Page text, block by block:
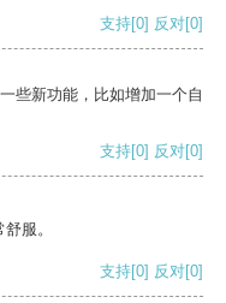
支持[0] 反对[0]
些新功能，比如增加一个自
支持[0] 反对[0]
服。
支持[0] 反对[0]